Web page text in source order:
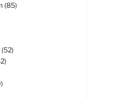
(85)